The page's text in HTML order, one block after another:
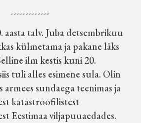
-------------
aasta talv. Juba detsembrikuu
külmetama ja pakane läks
ilm kestis kuni 20.
tuli alles esimene sula. Olin
sundaega teenimas ja
katastroofilistest
Eestimaa viljapuuaedades.